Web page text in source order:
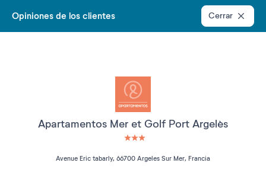
Opiniones de los clientes Cerrar
Apartamentos Mer et Golf Port Argelès
Avenue Eric tabarly, 66700 Argeles Sur Mer, Francia